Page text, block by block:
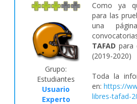
Grupo:
Estudiantes
Usuario
Experto
Como ya
para las
una
TAFAD para
(2019-2020)
Toda la
en: https://
libres-tafad-